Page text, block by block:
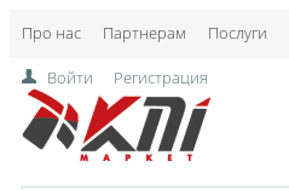
Про нас Партнерам Послуги
Войти Регистрация